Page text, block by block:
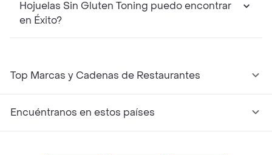
Hojuelas Sin Gluten Toning puedo encontrar
en Éxito?
Top Marcas y Cadenas de Restaurantes
Encuéntranos en estos países